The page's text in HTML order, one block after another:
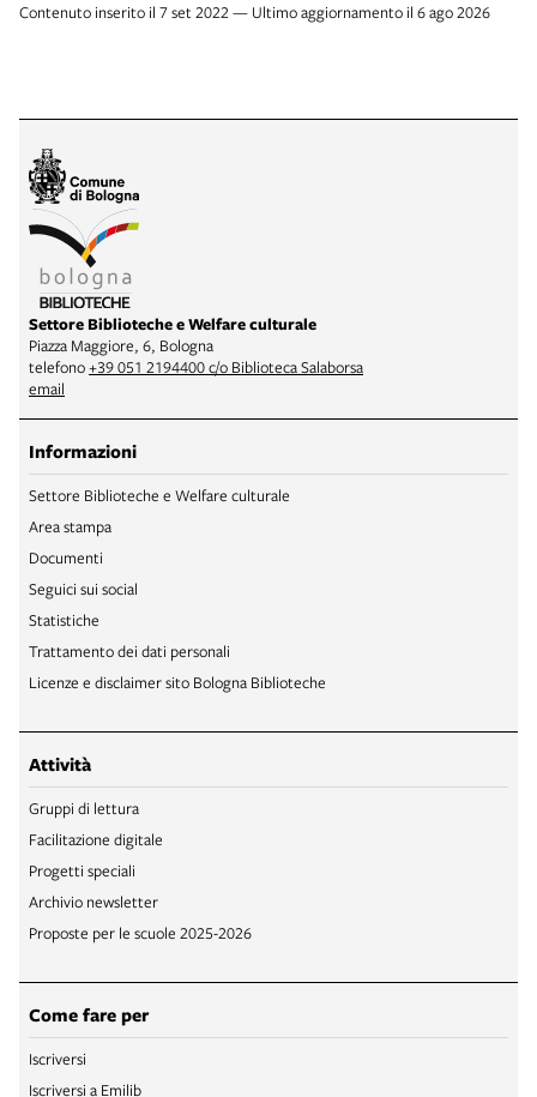
Contenuto inserito il 7 set 2022 — Ultimo aggiornamento il 6 ago 2026
Settore Biblioteche e Welfare culturale
Piazza Maggiore, 6, Bologna
telefono+39 051 2194400 c/o Biblioteca Salaborsa
email
Informazioni
Settore Biblioteche e Welfare culturale
Area stampa
Documenti
Seguici sui social
Statistiche
Trattamento dei dati personali
Licenze e disclaimer sito Bologna Biblioteche
Attività
Gruppi di lettura
Facilitazione digitale
Progetti speciali
Archivio newsletter
Proposte per le scuole 2025-2026
Come fare per
Iscriversi
Iscriversi a Emilib